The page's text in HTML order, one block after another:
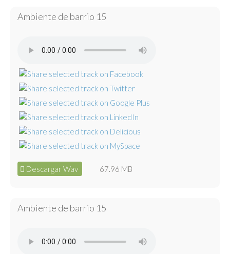
Ambiente de barrio 15
Descargar Wav 67.96 MB
Ambiente de barrio 15